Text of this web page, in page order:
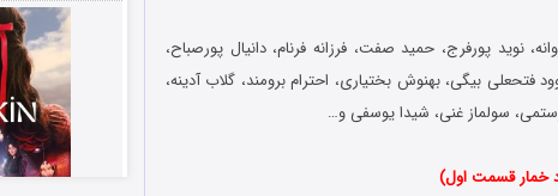
نوید پورفرج، حمید صفت، فرزانه فرنام، دانیال پورصباح،
فتحعلی بیگی، بهنوش بختیاری، احترام برومند، گلاب آدینه،
رستمی، سولماز غنی، شیدا یوسفی و…
خمار قسمت اول)